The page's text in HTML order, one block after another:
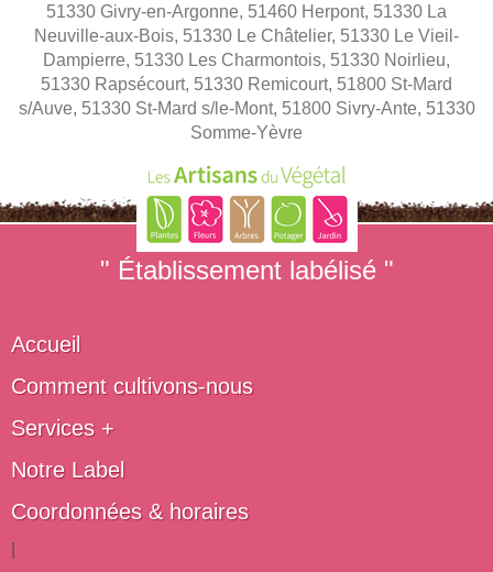
51330 Givry-en-Argonne, 51460 Herpont, 51330 La
Neuville-aux-Bois, 51330 Le Châtelier, 51330 Le Vieil-
Dampierre, 51330 Les Charmontois, 51330 Noirlieu,
51330 Rapsécourt, 51330 Remicourt, 51800 St-Mard
s/Auve, 51330 St-Mard s/le-Mont, 51800 Sivry-Ante, 51330
Somme-Yèvre
" Établissement labélisé "
Accueil
Comment cultivons-nous
Services +
Notre Label
Coordonnées & horaires